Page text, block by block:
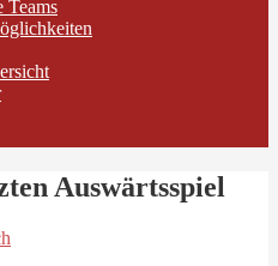
Teams
Auswärtsspiel